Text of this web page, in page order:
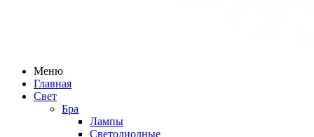
Меню
Главная
Свет
Бра
Лампы
Светодиодные